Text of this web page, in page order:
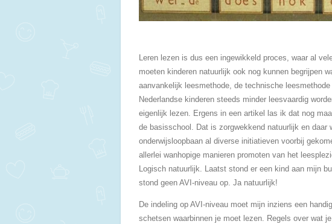
Leren lezen is dus een ingewikkeld proces, waar al
moeten kinderen natuurlijk ook nog kunnen begrijpen
aanvankelijk leesmethode, de technische
Nederlandse kinderen steeds minder leesvaardig
eigenlijk lezen. Ergens in een artikel las ik dat nog
de basisschool. Dat is zorgwekkend natuurlijk en daar
onderwijsloopbaan al diverse initiatieven voorbij
allerlei wanhopige manieren promoten van het
Logisch natuurlijk. Laatst stond er een kind aan mijn
stond geen AVI-niveau op. Ja natuurlijk!
De indeling op AVI-niveau moet mijn inziens een
schetsen waarbinnen je moet lezen. Regels over wat